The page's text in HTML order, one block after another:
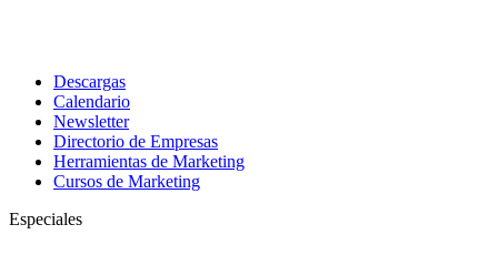
Descargas
Calendario
Newsletter
Directorio de Empresas
Herramientas de Marketing
Cursos de Marketing
Especiales